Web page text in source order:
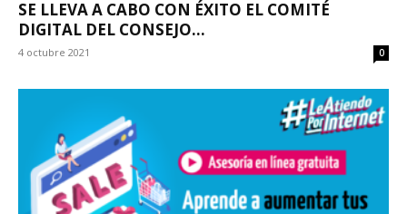
SE LLEVA A CABO CON ÉXITO EL COMITÉ
DIGITAL DEL CONSEJO...
4 octubre 2021 0